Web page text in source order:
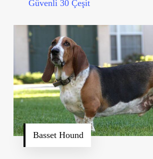
Güvenli 30 Çeşit
Basset Hound